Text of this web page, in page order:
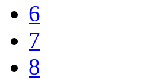
6
7
8